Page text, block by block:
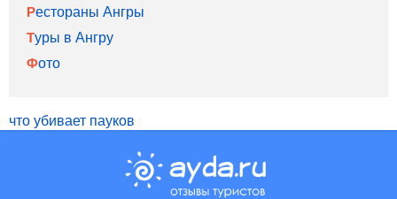
Рестораны Ангры
Туры в Ангру
Фото
что убивает пауков